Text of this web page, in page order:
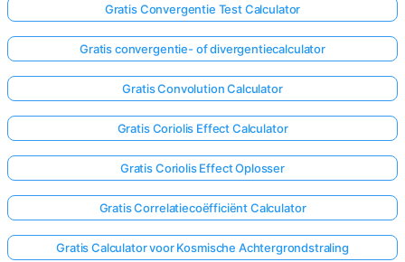
Gratis Convergentie Test Calculator
Gratis convergentie- of divergentiecalculator
Gratis Convolution Calculator
Gratis Coriolis Effect Calculator
Gratis Coriolis Effect Oplosser
Gratis Correlatiecoëfficiënt Calculator
Gratis Calculator voor Kosmische Achtergrondstraling